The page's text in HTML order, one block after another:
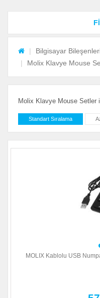
Bilgisayar
Molix Klavye Mouse
Molix Klavye Mouse Setler
Standart Sıralama
MOLIX Kablolu USB